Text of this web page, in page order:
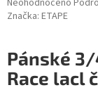
hodnocení
0,0
z
5
Neohodnoceno
Značka: ETAPE
Pánské
Race lacl